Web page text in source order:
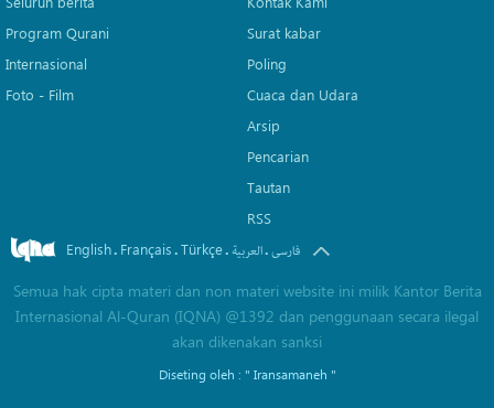
Program Qurani
Internasional
Foto - Film
Surat kabar
Poling
Cuaca dan Udara
Arsip
Pencarian
Tautan
RSS
English. Français.Türkçe. العربیة.فارسی
Semua hak cipta materi dan non materi website ini milik Kantor Berita
Internasional Al-Quran (IQNA) @1392 dan penggunaan secara ilegal
akan dikenakan sanksi
Diseting oleh : " Iransamaneh "